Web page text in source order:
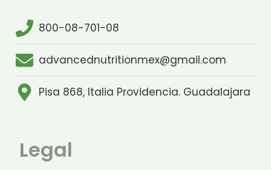
800-08-701-08
advancednutritionmex@gmail.com
Pisa 868, Italia Providencia. Guadalajara
Legal